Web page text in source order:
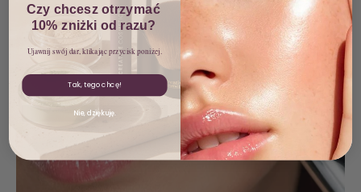
Czy chcesz otrzymać
10% zniżki od razu?
Ujawnij swój dar, klikając przycisk poniżej.
Tak, tego chcę!
Nie, dziękuję.